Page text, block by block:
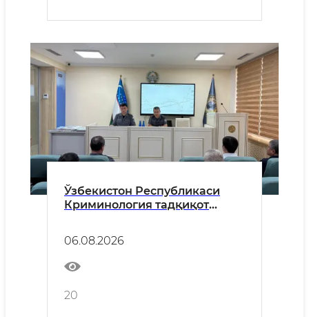
Ўзбекистон Республикаси
Криминология тадқиқот
Республикаси ИИВ
Академияси магистратура
тингловчилари учун ўқув-
семинар ташкил этилди
06.08.2026
20